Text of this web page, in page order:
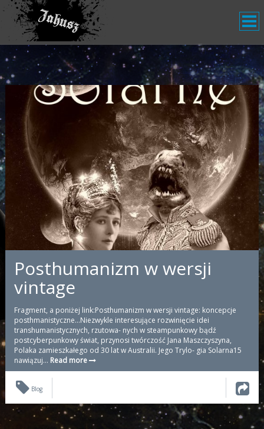
Posthumanizm w wersji
vintage
Fragment, a poniżej link:Posthumanizm w wersji vintage: koncepcje
posthmanistyczne…Niezwykle interesujące rozwinięcie idei
transhumanistycznych, rzutowa- nych w steampunkowy bądź
postcyberpunkowy świat, przynosi twórczość Jana Maszczyszyna,
Polaka zamieszkałego od 30 lat w Australii. Jego Trylo- gia Solarna15
nawiązuj... Read more
Blog